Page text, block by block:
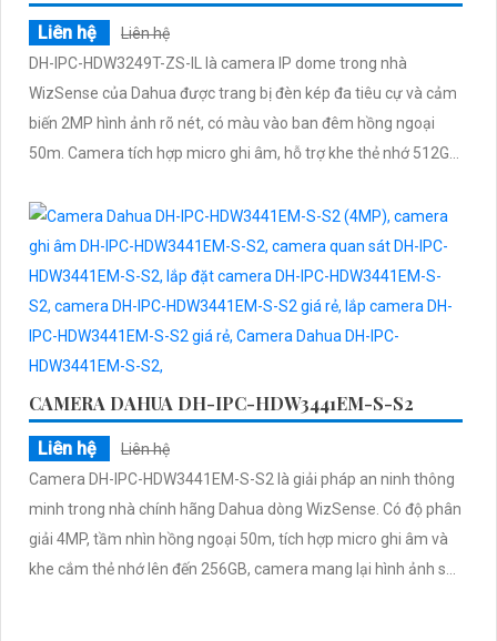
Liên hệ
Liên hệ
DH-IPC-HDW3249T-ZS-IL là camera IP dome trong nhà
WizSense của Dahua được trang bị đèn kép đa tiêu cự và cảm
biến 2MP hình ảnh rõ nét, có màu vào ban đêm hồng ngoại
50m. Camera tích hợp micro ghi âm, hỗ trợ khe thẻ nhớ 512GB,
CAMERA DAHUA DH-IPC-HDW3441EM-S-S2
Liên hệ
Liên hệ
Camera DH-IPC-HDW3441EM-S-S2 là giải pháp an ninh thông
minh trong nhà chính hãng Dahua dòng WizSense. Có độ phân
giải 4MP, tầm nhìn hồng ngoại 50m, tích hợp micro ghi âm và
khe cắm thẻ nhớ lên đến 256GB, camera mang lại hình ảnh sắc